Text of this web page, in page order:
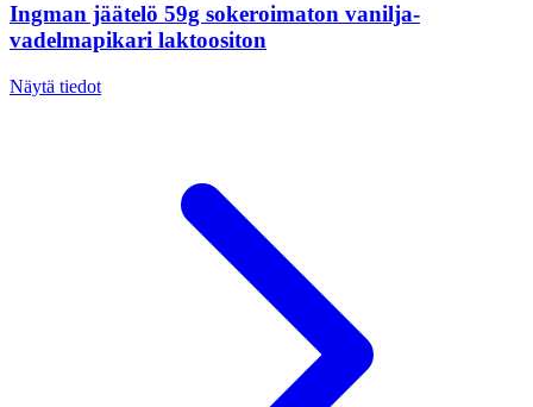
Ingman jäätelö 59g sokeroimaton vanilja-
vadelmapikari laktoositon
Näytä tiedot